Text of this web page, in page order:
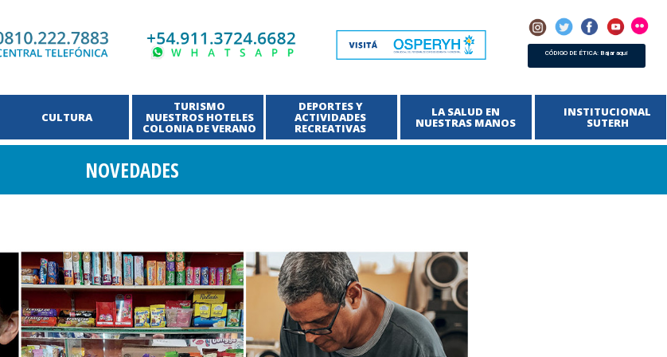
CÓDIGO DE ÉTICA: Bajar aquí
CULTURA
TURISMO
NUESTROS HOTELES
COLONIA DE VERANO
DEPORTES Y
ACTIVIDADES
RECREATIVAS
LA SALUD EN
NUESTRAS MANOS
INSTITUCIONAL
SUTERH
NOVEDADES